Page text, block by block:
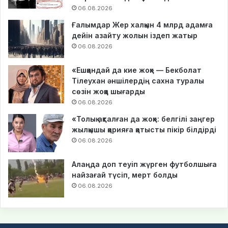
06.08.2026
Ғалымдар Жер халқын 4 млрд адамға
дейін азайту жолын іздеп жатыр
06.08.2026
«Ешқандай да кие жоқ» — Бекболат
Тілеухан әншілердің сахна туралы
сөзін жоққа шығарды
06.08.2026
«Толық ақталған да жоқ»: белгілі заңгер
жылқышы қарияға қатысты пікір білдірді
06.08.2026
Алаңда доп теуіп жүрген футболшыға
найзағай түсіп, мерт болды
06.08.2026